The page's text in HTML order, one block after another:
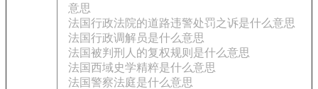
意思
法国行政法院的道路违警处罚之诉是什么意思
法国行政调解员是什么意思
法国被判刑人的复权规则是什么意思
法国西域史学精粹是什么意思
法国警察法庭是什么意思